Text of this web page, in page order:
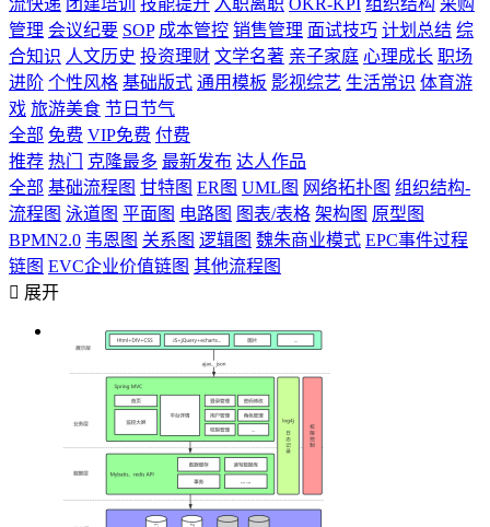
流快递 团建培训 技能提升 入职离职 OKR-KPI 组织结构 采购
管理 会议纪要 SOP 成本管控 销售管理 面试技巧 计划总结 综
合知识 人文历史 投资理财 文学名著 亲子家庭 心理成长 职场
进阶 个性风格 基础版式 通用模板 影视综艺 生活常识 体育游
戏 旅游美食 节日节气
全部 免费 VIP免费 付费
推荐 热门 克隆最多 最新发布 达人作品
全部 基础流程图 甘特图 ER图 UML图 网络拓扑图 组织结构-
流程图 泳道图 平面图 电路图 图表/表格 架构图 原型图
BPMN2.0 韦恩图 关系图 逻辑图 魏朱商业模式 EPC事件过程
链图 EVC企业价值链图 其他流程图
 展开